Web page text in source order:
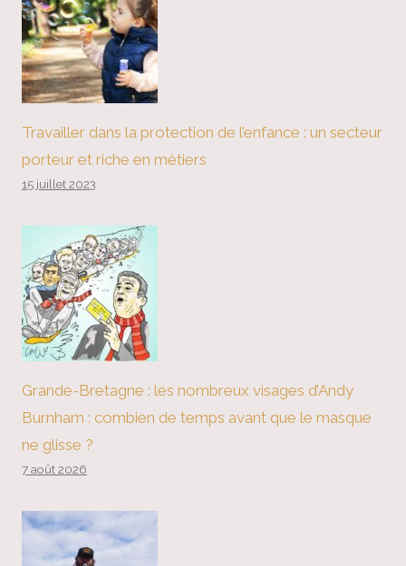
Travailler dans la protection de l’enfance : un secteur
porteur et riche en métiers
15 juillet 2023
Grande-Bretagne : les nombreux visages d’Andy
Burnham : combien de temps avant que le masque
ne glisse ?
7 août 2026